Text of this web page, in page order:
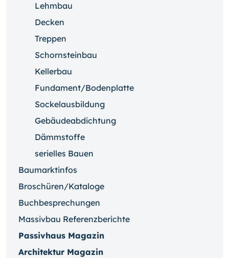
Lehmbau
Decken
Treppen
Schornsteinbau
Kellerbau
Fundament/Bodenplatte
Sockelausbildung
Gebäudeabdichtung
Dämmstoffe
serielles Bauen
Baumarktinfos
Broschüren/Kataloge
Buchbesprechungen
Massivbau Referenzberichte
Passivhaus Magazin
Architektur Magazin